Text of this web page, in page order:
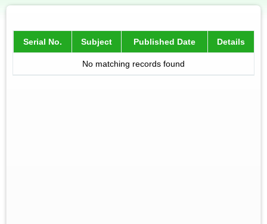
Serial No. Subject Published Date Details
No matching records found